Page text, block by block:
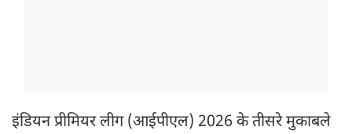
इंडियन प्रीमियर लीग (आईपीएल) 2026 के तीसरे मुकाबले